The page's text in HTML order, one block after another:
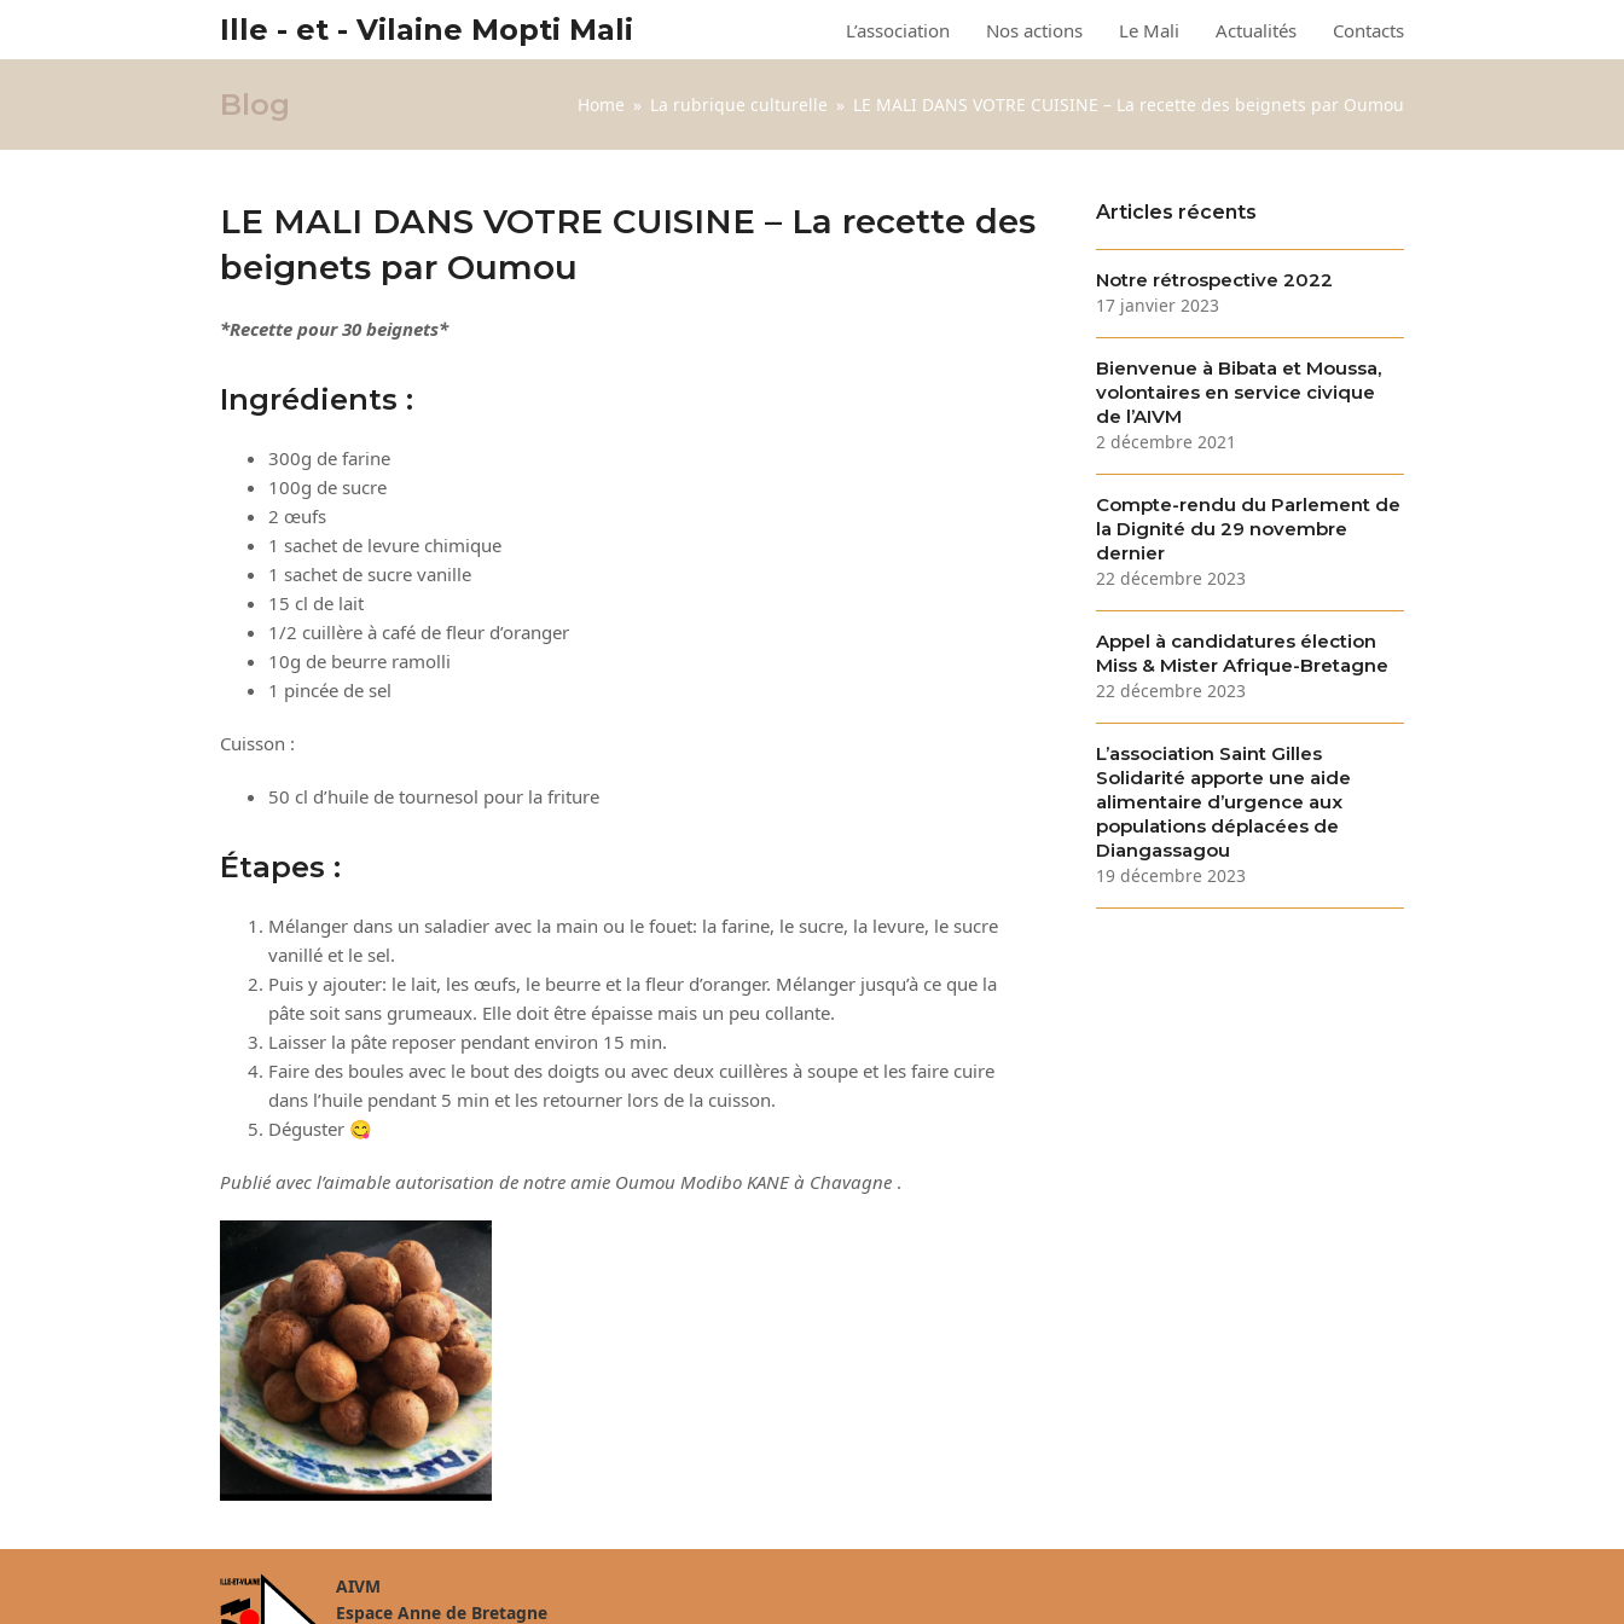
Ille - et - Vilaine Mopti Mali L’association Nos actions Le Mali Actualités Contacts
Blog Home » La rubrique culturelle » LE MALI DANS VOTRE CUISINE – La recette des beignets par Oumou
LE MALI DANS VOTRE CUISINE – La recette des
beignets par Oumou
*Recette pour 30 beignets*
Ingrédients :
300g de farine
100g de sucre
2 œufs
1 sachet de levure chimique
1 sachet de sucre vanille
15 cl de lait
1/2 cuillère à café de fleur d’oranger
10g de beurre ramolli
1 pincée de sel
Cuisson :
50 cl d’huile de tournesol pour la friture
Étapes :
Mélanger dans un saladier avec la main ou le fouet: la farine, le sucre, la levure, le sucre
vanillé et le sel.
Puis y ajouter: le lait, les œufs, le beurre et la fleur d’oranger. Mélanger jusqu’à ce que la
pâte soit sans grumeaux. Elle doit être épaisse mais un peu collante.
Laisser la pâte reposer pendant environ 15 min.
Faire des boules avec le bout des doigts ou avec deux cuillères à soupe et les faire cuire
dans l’huile pendant 5 min et les retourner lors de la cuisson.
Déguster 😋
Publié avec l’aimable autorisation de notre amie Oumou Modibo KANE à Chavagne .
Articles récents
Notre rétrospective 2022
17 janvier 2023
Bienvenue à Bibata et Moussa,
volontaires en service civique
de l’AIVM
2 décembre 2021
Compte-rendu du Parlement de
la Dignité du 29 novembre
dernier
22 décembre 2023
Appel à candidatures élection
Miss & Mister Afrique-Bretagne
22 décembre 2023
L’association Saint Gilles
Solidarité apporte une aide
alimentaire d’urgence aux
populations déplacées de
Diangassagou
19 décembre 2023
AIVM
Espace Anne de Bretagne